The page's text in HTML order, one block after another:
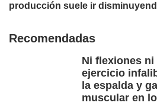
producción suele ir
Recomendadas
Ni flexiones ni
ejercicio
la espalda y
muscular en